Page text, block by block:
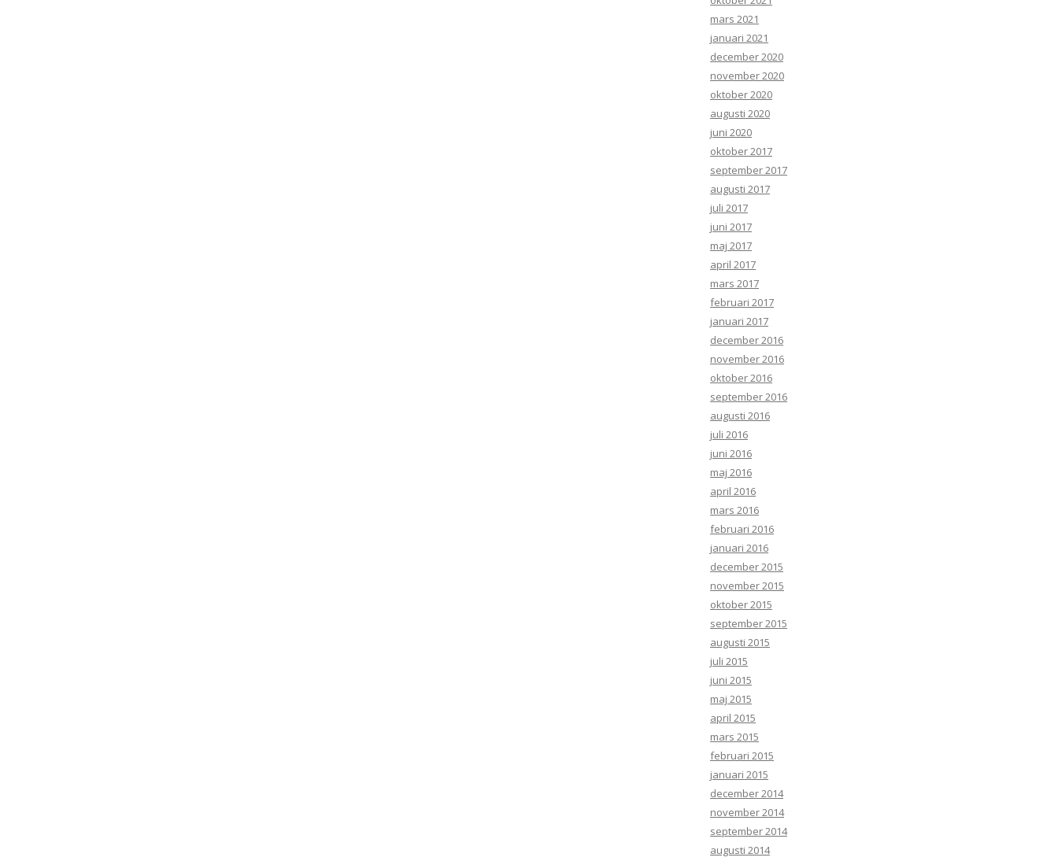
mars 2021
januari 2021
december 2020
november 2020
oktober 2020
augusti 2020
juni 2020
oktober 2017
september 2017
augusti 2017
juli 2017
juni 2017
maj 2017
april 2017
mars 2017
februari 2017
januari 2017
december 2016
november 2016
oktober 2016
september 2016
augusti 2016
juli 2016
juni 2016
maj 2016
april 2016
mars 2016
februari 2016
januari 2016
december 2015
november 2015
oktober 2015
september 2015
augusti 2015
juli 2015
juni 2015
maj 2015
april 2015
mars 2015
februari 2015
januari 2015
december 2014
november 2014
september 2014
augusti 2014